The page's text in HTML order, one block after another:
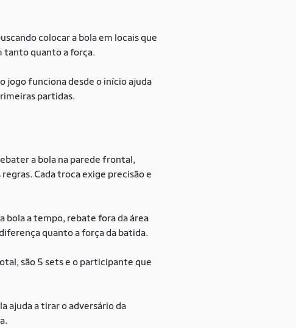
colocar a bola em locais que
tanto quanto a força.
jogo funciona desde o início ajuda
partidas.
a bola na parede frontal,
Cada troca exige precisão e
bola a tempo, rebate fora da área
quanto a força da batida.
são 5 sets e o participante que
ajuda a tirar o adversário da